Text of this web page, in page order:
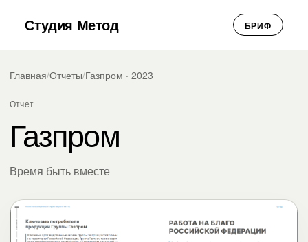
Студия Метод БРИФ
Главная/Отчеты/Газпром · 2023
Отчет
Газпром
Время быть вместе